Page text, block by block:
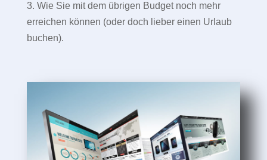
3. Wie Sie mit dem übrigen Budget noch mehr
erreichen können (oder doch lieber einen Urlaub
buchen).